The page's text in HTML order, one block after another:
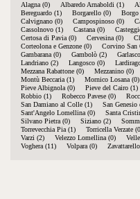
Alagna (0) Albaredo Arnaboldi (1)
Bereguardo (1)
Borgarello (0)
Calvignano (0)
Campospinoso (0)
Cassolnovo (1)
Castana (0)
Certosa di Pavia (0)
Cervesina (0)
Corteolona e Genzone (0)
Corvino San
Gambarana (0)
Gambolò (2)
Landriano (2)
Langosco (0)
Mezzana Rabattone (0)
Mezzanino (0)
Montù Beccaria (1)
Mornico Losana (0)
Pieve Albignola (0)
Pieve del Cairo (1)
Robbio (1)
Robecco Pavese (0)
San Damiano al Colle (1)
San
Sant'Angelo Lomellina (0)
Santa
Silvano Pietra (0)
Siziano (2)
Torrevecchia Pia (1)
Torricella Verzate
Varzi (2)
Velezzo Lomellina (0)
Voghera (11)
Volpara (0)